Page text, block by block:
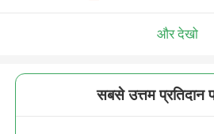
और देखो
सबसे उत्तम प्रतिदान